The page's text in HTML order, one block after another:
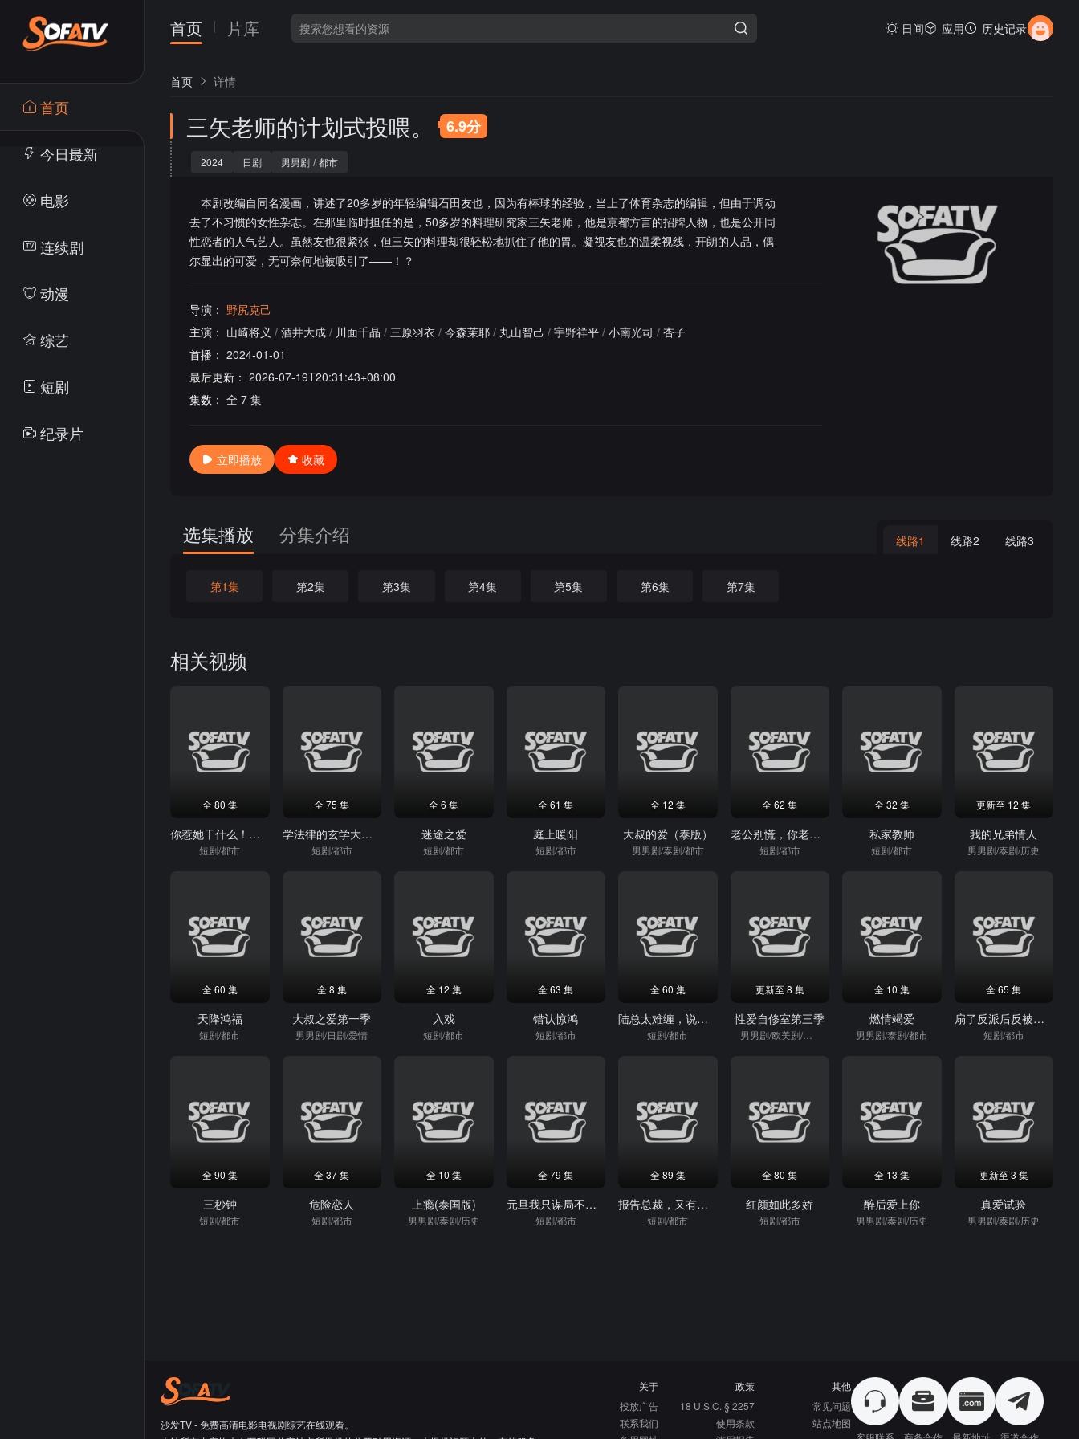
首页
今日最新
电影
连续剧
动漫
综艺
短剧
纪录片
首页 片库 日间 应用 历史记录
首页 详情
三矢老师的计划式投喂。 6.9分
2024 日剧 男男剧 / 都市
本剧改编自同名漫画，讲述了20多岁的年轻编辑石田友也，因为有棒球的经验，当上了体育杂志的编辑，但由于调动
去了不习惯的女性杂志。在那里临时担任的是，50多岁的料理研究家三矢老师，他是京都方言的招牌人物，也是公开同
性恋者的人气艺人。虽然友也很紧张，但三矢的料理却很轻松地抓住了他的胃。凝视友也的温柔视线，开朗的人品，偶
尔显出的可爱，无可奈何地被吸引了——！？
导演： 野尻克己
主演： 山崎将义 / 酒井大成 / 川面千晶 / 三原羽衣 / 今森茉耶 / 丸山智己 / 宇野祥平 / 小南光司 / 杏子
首播： 2024-01-01
最后更新： 2026-07-19T20:31:43+08:00
集数： 全 7 集
立即播放 收藏
选集播放 分集介绍 线路1 线路2 线路3
第1集 第2集 第3集 第4集 第5集 第6集 第7集
相关视频
全 80 集
你惹她干什么！她可是赊刀人啊
短剧/都市
全 75 集
学法律的玄学大师，很常见吗
短剧/都市
全 6 集
迷途之爱
短剧/都市
全 61 集
庭上暖阳
短剧/都市
全 12 集
大叔的爱（泰版）
男男剧/泰剧/都市
全 62 集
老公别慌，你老婆是绝世高人
短剧/都市
全 32 集
私家教师
短剧/都市
更新至 12 集
我的兄弟情人
男男剧/泰剧/历史
全 60 集
天降鸿福
短剧/都市
全 8 集
大叔之爱第一季
男男剧/日剧/爱情
全 12 集
入戏
短剧/都市
全 63 集
错认惊鸿
短剧/都市
全 60 集
陆总太难缠，说喜欢你你哭啥？
短剧/都市
更新至 8 集
性爱自修室第三季
男男剧/欧美剧/偶像
全 10 集
燃情竭爱
男男剧/泰剧/都市
全 65 集
扇了反派后反被缠上了
短剧/都市
全 90 集
三秒钟
短剧/都市
全 37 集
危险恋人
短剧/都市
全 10 集
上瘾(泰国版)
男男剧/泰剧/历史
全 79 集
元旦我只谋局不谋圆
短剧/都市
全 89 集
报告总裁，又有人追你老婆了
短剧/都市
全 80 集
红颜如此多娇
短剧/都市
全 13 集
醉后爱上你
男男剧/泰剧/历史
更新至 3 集
真爱试验
男男剧/泰剧/历史
沙发TV - 免费高清电影电视剧综艺在线观看。
关于
投放广告
联系我们
政策
18 U.S.C. § 2257
使用条款
其他
常见问题
站点地图